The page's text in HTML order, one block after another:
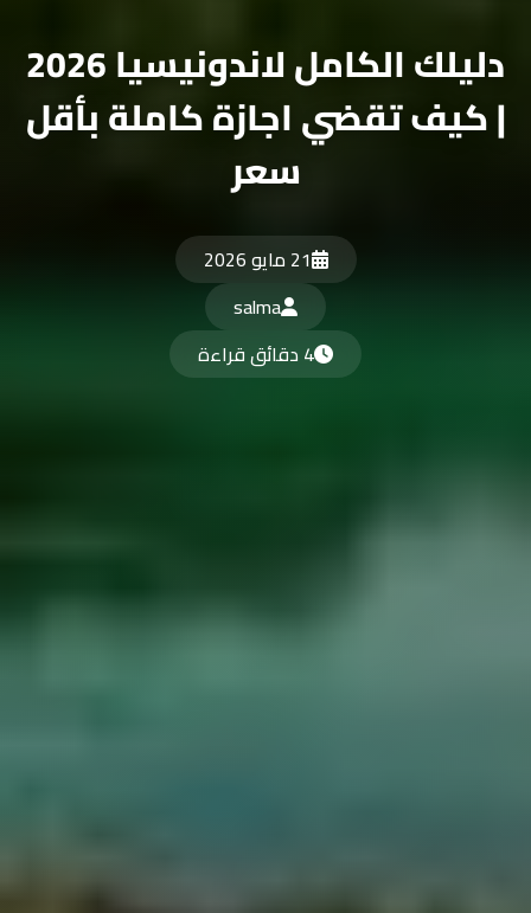
دليلك الكامل لاندونيسيا 2026
| كيف تقضي اجازة كاملة بأقل
سعر
21 مايو 2026
salma
4 دقائق قراءة